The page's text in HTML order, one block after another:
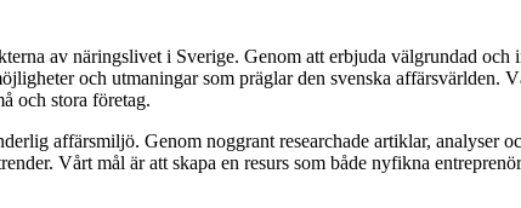
av näringslivet i Sverige. Genom att erbjuda välgrundad
och utmaningar som präglar den svenska affärsvärlden.
och stora företag.
affärsmiljö. Genom noggrant researchade artiklar, analyser
Vårt mål är att skapa en resurs som både nyfikna